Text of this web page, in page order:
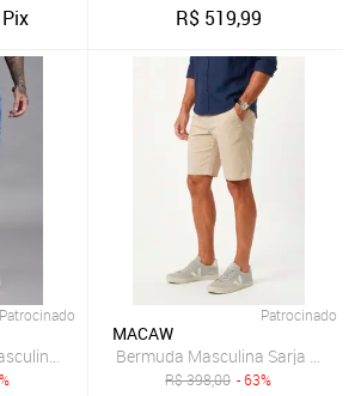
R$ 519,99
Patrocinado
Arqueada Marmorizada Vintage na
Patrocinado
MACAW
R$398,00 - 63%